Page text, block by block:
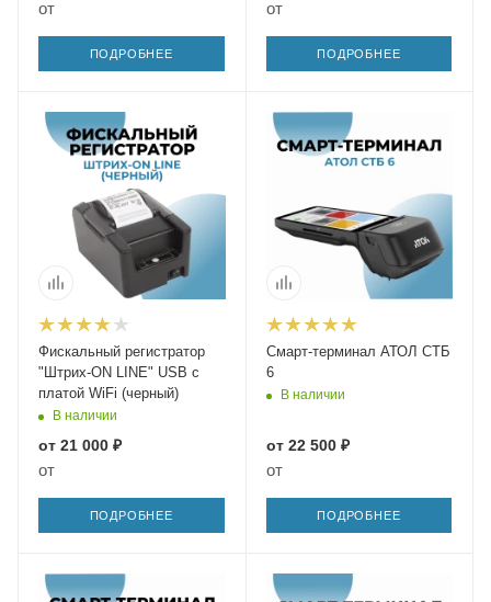
от
ПОДРОБНЕЕ
от
ПОДРОБНЕЕ
Фискальный регистратор
"Штрих-ON LINE" USB с
платой WiFi (черный)
В наличии
от 21 000 ₽
от
ПОДРОБНЕЕ
Смарт-терминал АТОЛ СТБ
6
В наличии
от 22 500 ₽
от
ПОДРОБНЕЕ